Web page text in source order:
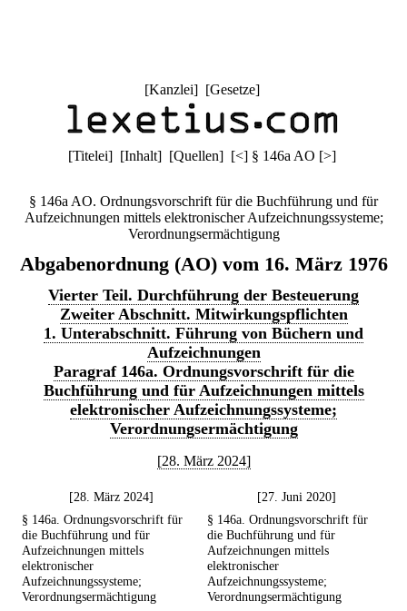
[Kanzlei] [Gesetze]
[Titelei] [Inhalt] [Quellen] [<] § 146a AO [>]
§ 146a AO. Ordnungsvorschrift für die Buchführung und für
Aufzeichnungen mittels elektronischer Aufzeichnungssysteme;
Verordnungsermächtigung
Abgabenordnung (AO) vom 16. März 1976
Vierter Teil. Durchführung der Besteuerung
Zweiter Abschnitt. Mitwirkungspflichten
1. Unterabschnitt. Führung von Büchern und
Aufzeichnungen
Paragraf 146a. Ordnungsvorschrift für die
Buchführung und für Aufzeichnungen mittels
elektronischer Aufzeichnungssysteme;
Verordnungsermächtigung
[28. März 2024]
[28. März 2024]
[27. Juni 2020]
§ 146a. Ordnungsvorschrift für
die Buchführung und für
Aufzeichnungen mittels
elektronischer
Aufzeichnungssysteme;
Verordnungsermächtigung
§ 146a. Ordnungsvorschrift für
die Buchführung und für
Aufzeichnungen mittels
elektronischer
Aufzeichnungssysteme;
Verordnungsermächtigung